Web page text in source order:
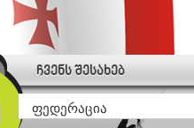
ჩვენს შესახებ
ფედერაცია